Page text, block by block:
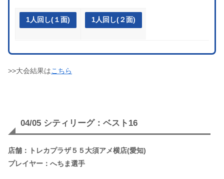
1人回し(１面) 1人回し(２面)
>>大会結果はこちら
04/05 シティリーグ：ベスト16
店舗：トレカプラザ５５大須アメ横店(愛知)
プレイヤー：へちま選手